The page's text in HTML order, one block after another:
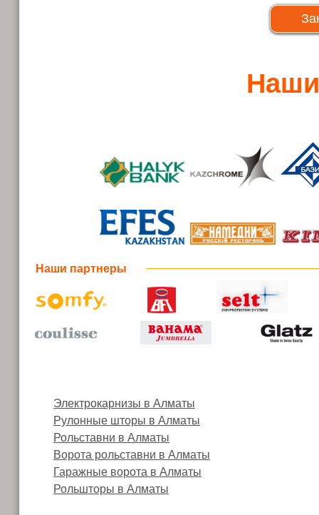
Наши партнеры
Электрокарнизы в Алматы
Рулонные шторы в Алматы
Рольставни в Алматы
Ворота рольставни в Алматы
Гаражные ворота в Алматы
Рольшторы в Алматы